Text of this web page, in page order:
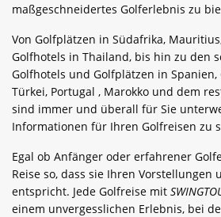
maßgeschneidertes Golferlebnis zu
Von Golfplätzen in Südafrika,
Golfhotels in Thailand, bis hin zu den
Golfhotels und Golfplätzen in
Türkei, Portugal , Marokko und dem
sind immer und überall für Sie
Informationen für Ihren Golfreisen zu
Egal ob Anfänger oder erfahrener
Reise so, dass sie Ihren Vorstellungen
entspricht. Jede Golfreise mit
einem unvergesslichen Erlebnis, bei